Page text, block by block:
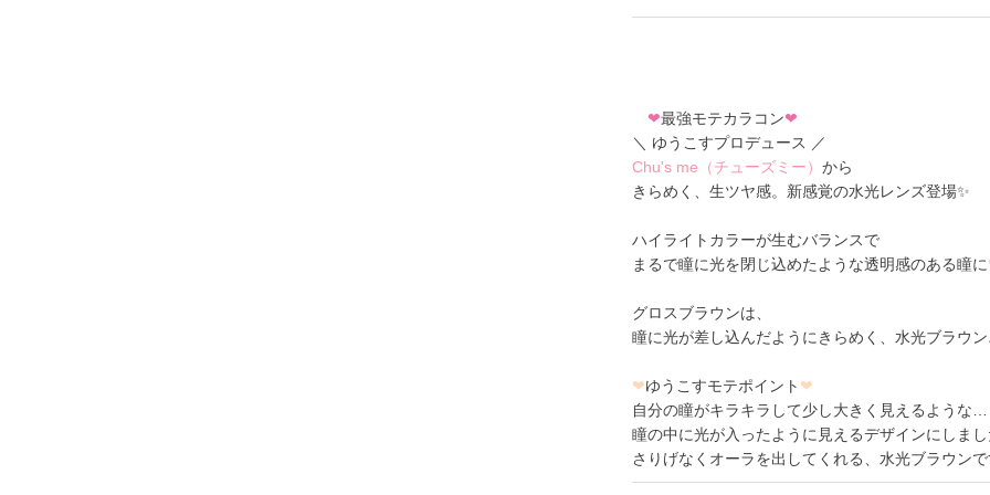
❤最強モテカラコン❤
＼ ゆうこすプロデュース ／
Chu's me（チューズミー） から
きらめく、生ツヤ感。新感覚の水光レンズ登場✨
ハイライトカラーが生むバランスで
まるで瞳に光を閉じ込めたような透明感のある瞳に
グロスブラウンは、
瞳に光が差し込んだようにきらめく、水光ブラウン
❤ゆうこすモテポイント ❤
自分の瞳がキラキラして少し大きく見えるような…
瞳の中に光が入ったように見えるデザインにしまし
さりげなくオーラを出してくれる、水光ブラウン